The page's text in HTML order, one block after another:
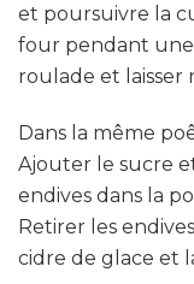
et poursuivre la
four pendant une
roulade et laisser
Dans la même
Ajouter le sucre
endives dans la
Retirer les
cidre de glace et